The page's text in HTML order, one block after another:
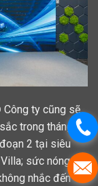
Công ty cũng sẽ
trong tháng
2 tại siêu
sức nóng
nhắc đến